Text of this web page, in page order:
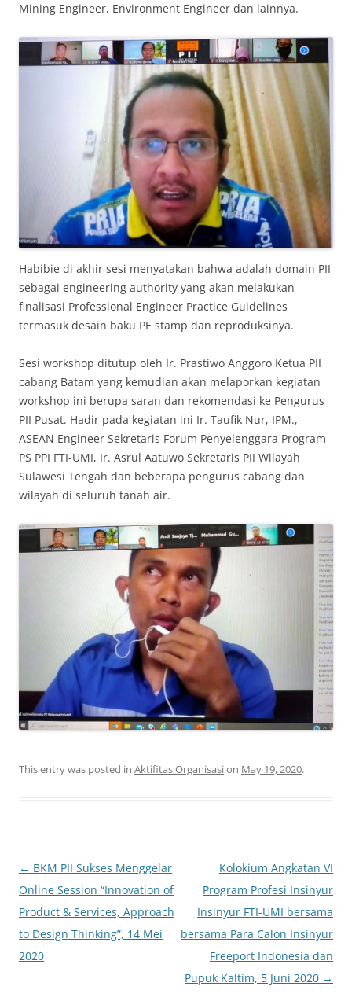
Mining Engineer, Environment Engineer dan lainnya.
Habibie di akhir sesi menyatakan bahwa adalah domain PII
sebagai engineering authority yang akan melakukan
finalisasi Professional Engineer Practice Guidelines
termasuk desain baku PE stamp dan reproduksinya.
Sesi workshop ditutup oleh Ir. Prastiwo Anggoro Ketua PII
cabang Batam yang kemudian akan melaporkan kegiatan
workshop ini berupa saran dan rekomendasi ke Pengurus
PII Pusat. Hadir pada kegiatan ini Ir. Taufik Nur, IPM.,
ASEAN Engineer Sekretaris Forum Penyelenggara Program
PS PPI FTI-UMI, Ir. Asrul Aatuwo Sekretaris PII Wilayah
Sulawesi Tengah dan beberapa pengurus cabang dan
wilayah di seluruh tanah air.
This entry was posted in Aktifitas Organisasion May 19, 2020.
Post
navigation
← BKM PII Sukses Menggelar
Online Session “Innovation of
Product & Services, Approach
to Design Thinking”, 14 Mei
2020
Kolokium Angkatan VI
Program Profesi Insinyur
Insinyur FTI-UMI bersama
bersama Para Calon Insinyur
Freeport Indonesia dan
Pupuk Kaltim, 5 Juni 2020 →